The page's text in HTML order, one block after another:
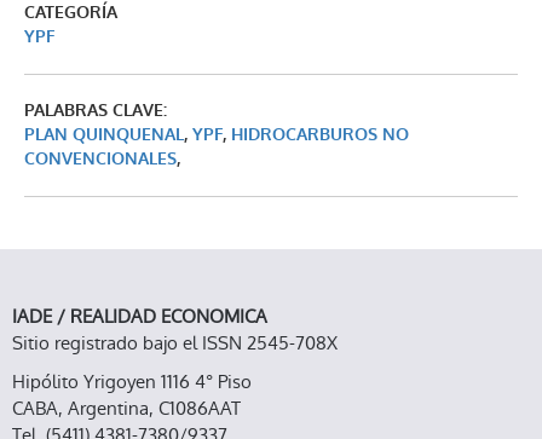
CATEGORÍA
YPF
PALABRAS CLAVE:
PLAN QUINQUENAL, YPF, HIDROCARBUROS NO
CONVENCIONALES,
IADE / REALIDAD ECONOMICA
Sitio registrado bajo el ISSN 2545-708X
Hipólito Yrigoyen 1116 4° Piso
CABA, Argentina, C1086AAT